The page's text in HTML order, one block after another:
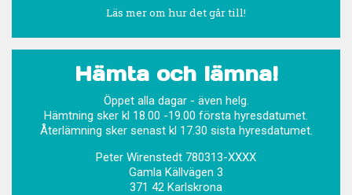
Läs mer om hur det går till!
Hämta och lämna!
Öppet alla dagar - även helg.
Hämtning sker kl 18.00 -19.00 första hyresdatumet.
Återlämning sker senast kl 17.30 sista hyresdatumet.
Peter Wirenstedt 780313-XXXX
Gamla Källvägen 3
371 42 Karlskrona